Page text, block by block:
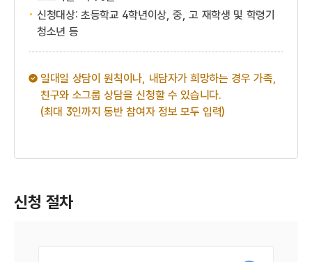
신청대상: 초등학교 4학년이상, 중, 고 재학생 및 학령기
청소년 등
일대일 상담이 원칙이나, 내담자가 희망하는 경우 가족,
친구와 소그룹 상담을 신청할 수 있습니다.
(최대 3인까지 동반 참여자 정보 모두 입력)
신청 절차